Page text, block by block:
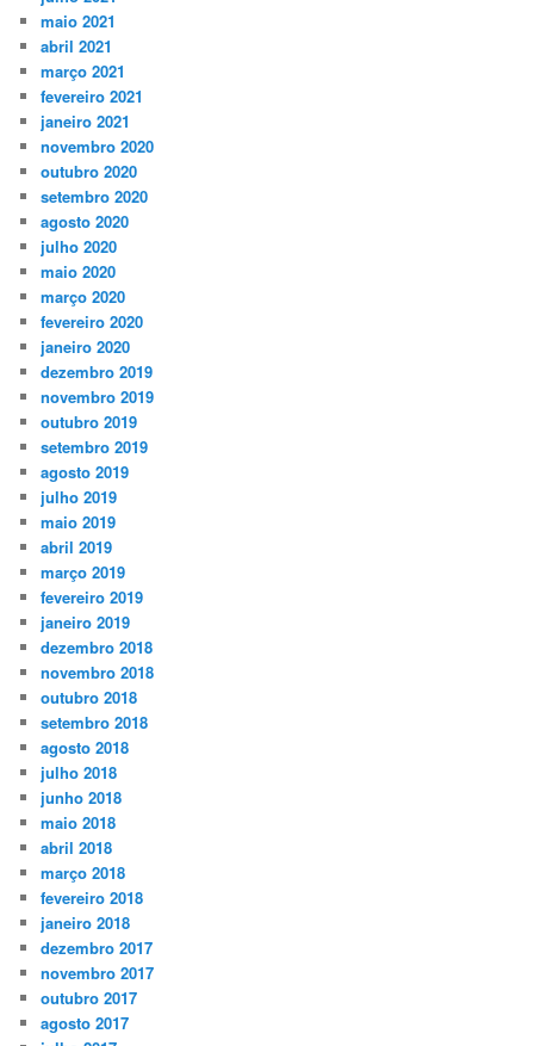
maio 2021
abril 2021
março 2021
fevereiro 2021
janeiro 2021
novembro 2020
outubro 2020
setembro 2020
agosto 2020
julho 2020
maio 2020
março 2020
fevereiro 2020
janeiro 2020
dezembro 2019
novembro 2019
outubro 2019
setembro 2019
agosto 2019
julho 2019
maio 2019
abril 2019
março 2019
fevereiro 2019
janeiro 2019
dezembro 2018
novembro 2018
outubro 2018
setembro 2018
agosto 2018
julho 2018
junho 2018
maio 2018
abril 2018
março 2018
fevereiro 2018
janeiro 2018
dezembro 2017
novembro 2017
outubro 2017
agosto 2017